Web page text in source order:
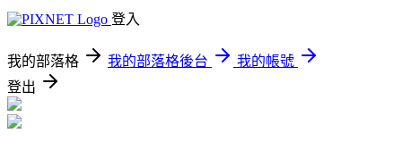
登入
我的部落格 我的部落格後台
我的帳號
登出